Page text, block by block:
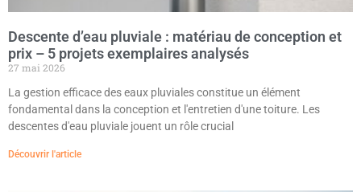
Descente d’eau pluviale : matériau de conception et
prix – 5 projets exemplaires analysés
27 mai 2026
La gestion efficace des eaux pluviales constitue un élément
fondamental dans la conception et l'entretien d'une toiture. Les
descentes d'eau pluviale jouent un rôle crucial
Découvrir l'article